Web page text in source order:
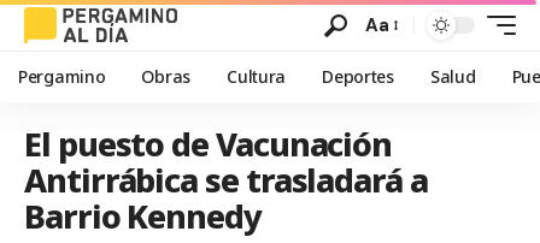
Aa
Pergamino Obras Cultura Deportes Salud
El puesto de Vacunación
Antirrábica se trasladará a
Barrio Kennedy